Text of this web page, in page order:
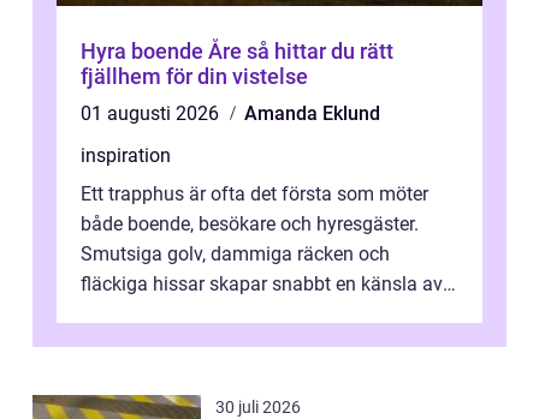
Hyra boende Åre så hittar du rätt
fjällhem för din vistelse
01 augusti 2026
Amanda Eklund
inspiration
Ett trapphus är ofta det första som möter
både boende, besökare och hyresgäster.
Smutsiga golv, dammiga räcken och
fläckiga hissar skapar snabbt en känsla av
omtan...
30 juli 2026